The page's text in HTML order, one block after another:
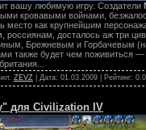
вашу любимую игру. Создатели
кровавыми войнами,
место как крупнейшим
россиянам, досталось аж три
Брежневым и Горбачевым
также будет чем
ZEVZ | Дата: 01.03.2009 | Рейтинг:
для Civilization IV